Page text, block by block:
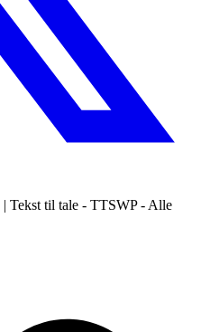
| Tekst til tale - TTSWP - Alle